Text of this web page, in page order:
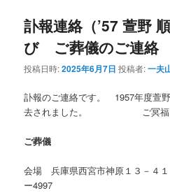
訃報連絡（’57 萱野
び ご葬儀のご連絡
投稿日時:2025年6月7日 投稿者:一夫
訃報のご連絡です。 1957年度萱
去されました。 ご冥福をお
ご葬儀
会場 兵庫県西宮市神原１３－４
ー4997